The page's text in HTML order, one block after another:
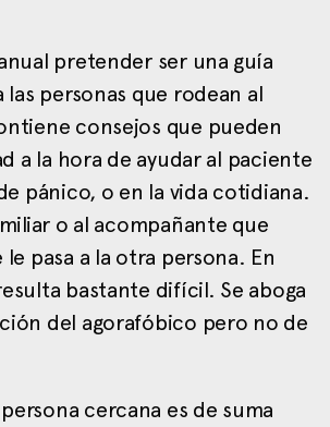
pretender ser una guía
personas que rodean al
consejos que pueden
a la hora de ayudar al paciente
pánico, o en la vida cotidiana.
o al acompañante que
pasa a la otra persona. En
bastante difícil. Se aboga
del agorafóbico pero no de
cercana es de suma